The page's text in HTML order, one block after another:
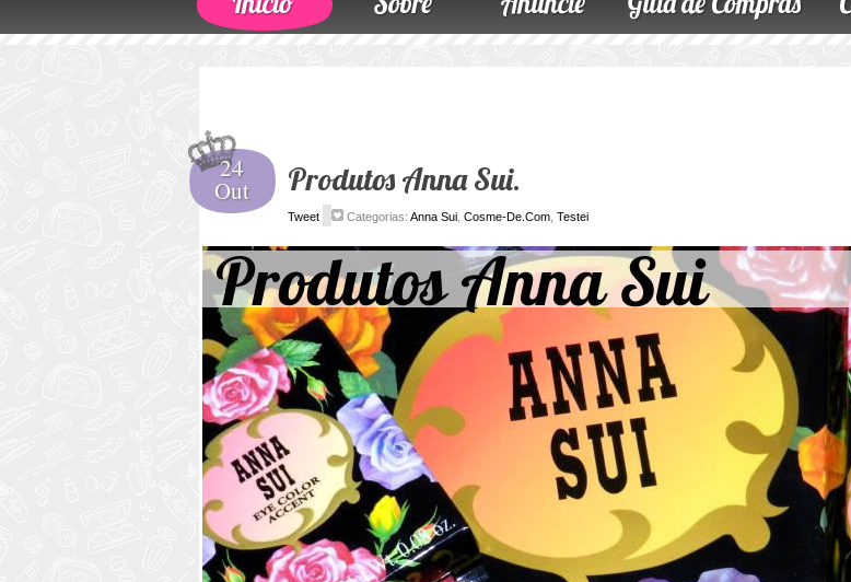
24
Out Produtos Anna Sui.
Tweet Categorias: Anna Sui Cosme-De.Com Testei